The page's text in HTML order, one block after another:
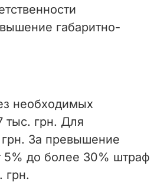
габаритно-
необходимых
тыс. грн. Для
За превышение
5% до более 30% штраф
грн.